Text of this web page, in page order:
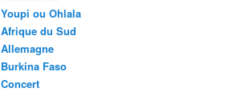
Youpi ou Ohlala
Afrique du Sud
Allemagne
Burkina Faso
Concert